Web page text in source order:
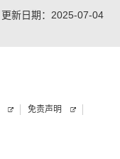
更新日期：2025-07-04
免责声明